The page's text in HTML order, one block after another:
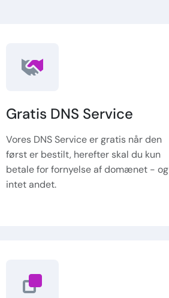
Gratis DNS Service
Vores DNS Service er gratis når den
først er bestilt, herefter skal du kun
betale for fornyelse af domænet - og
intet andet.